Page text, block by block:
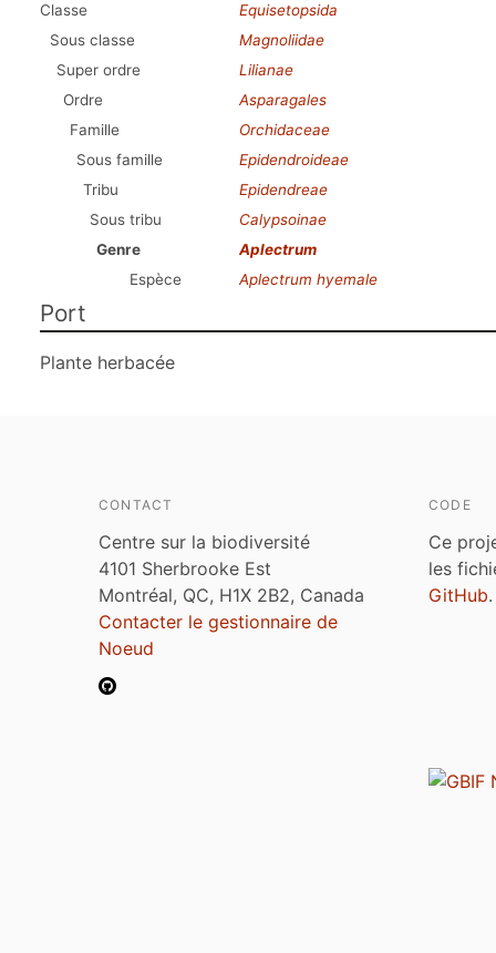
Classe
Equisetopsida
Sous classe
Magnoliidae
Super ordre
Lilianae
Ordre
Asparagales
Famille
Orchidaceae
Sous famille
Epidendroideae
Tribu
Epidendreae
Sous tribu
Calypsoinae
Genre
Aplectrum
Espèce
Aplectrum hyemale
Port
Plante herbacée
CONTACT
Centre sur la biodiversité
4101 Sherbrooke Est
Montréal, QC, H1X 2B2, Canada
Contacter le gestionnaire de
Noeud
CODE
Ce
les
GitHub.